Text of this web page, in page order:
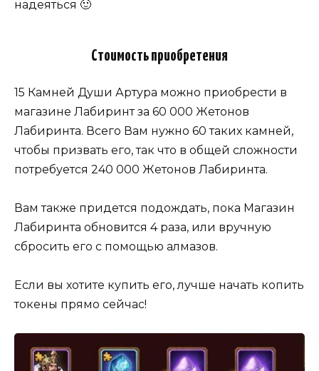
надеяться 🙂
Стоимость приобретения
15 Камней Души Артура можно приобрести в
магазине Лабиринт за 60 000 Жетонов
Лабиринта. Всего Вам нужно 60 таких камней,
чтобы призвать его, так что в общей сложности
потребуется 240 000 Жетонов Лабиринта.
Вам также придется подождать, пока Магазин
Лабиринта обновится 4 раза, или вручную
сбросить его с помощью алмазов.
Если вы хотите купить его, лучше начать копить
токены прямо сейчас!